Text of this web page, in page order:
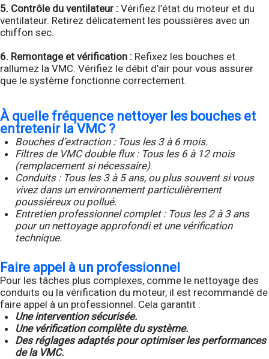
5. Contrôle du ventilateur : Vérifiez l’état du moteur et du
ventilateur. Retirez délicatement les poussières avec un
chiffon sec.
6. Remontage et vérification : Refixez les bouches et
rallumez la VMC. Vérifiez le débit d’air pour vous assurer
que le système fonctionne correctement.
À quelle fréquence nettoyer les bouches et
entretenir la VMC ?
Bouches d’extraction : Tous les 3 à 6 mois.
Filtres de VMC double flux : Tous les 6 à 12 mois
(remplacement si nécessaire).
Conduits : Tous les 3 à 5 ans, ou plus souvent si vous
vivez dans un environnement particulièrement
poussiéreux ou pollué.
Entretien professionnel complet : Tous les 2 à 3 ans
pour un nettoyage approfondi et une vérification
technique.
Faire appel à un professionnel
Pour les tâches plus complexes, comme le nettoyage des
conduits ou la vérification du moteur, il est recommandé de
faire appel à un professionnel. Cela garantit :
Une intervention sécurisée.
Une vérification complète du système.
Des réglages adaptés pour optimiser les performances
de la VMC.